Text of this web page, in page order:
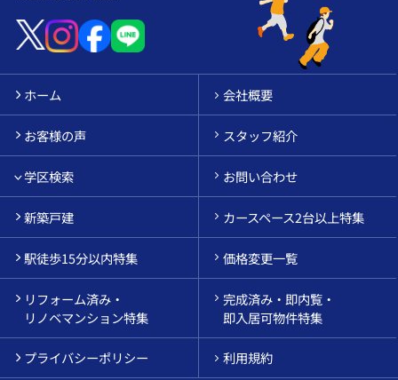
ホーム 会社概要
お客様の声 スタッフ紹介
学区検索 お問い合わせ
新築戸建 カースペース2台以上特集
駅徒歩15分以内特集 価格変更一覧
リフォーム済み・
リノベマンション特集
完成済み・即内覧・
即入居可物件特集
プライバシーポリシー 利用規約